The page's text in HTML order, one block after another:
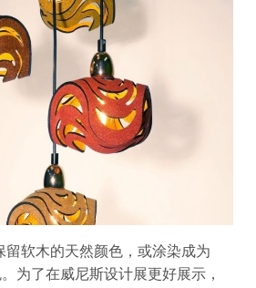
留软木的天然颜色，或涂染成为
为了在威尼斯设计展更好展示，